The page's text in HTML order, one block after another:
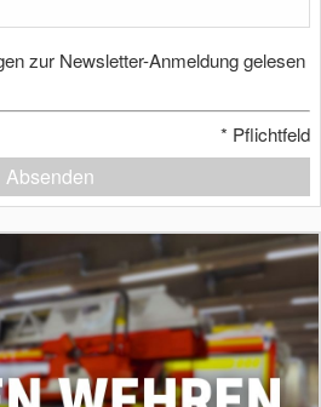
zur Newsletter-Anmeldung gelesen
* Pflichtfeld
Absenden